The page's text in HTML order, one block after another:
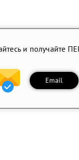
и получайте
Email